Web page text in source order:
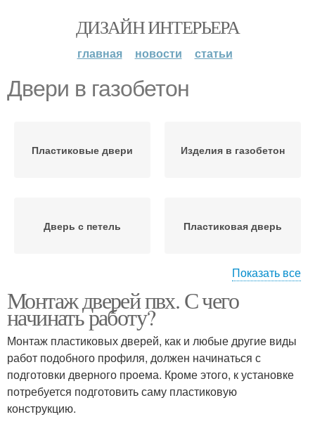
ДИЗАЙН ИНТЕРЬЕРА
главная новости статьи
Двери в газобетон
Пластиковые двери Изделия в газобетон
Дверь с петель Пластиковая дверь
Двери с петель
Двери в деревянном
доме
Показать все
Монтаж дверей пвх. С чего
начинать работу?
Монтаж пластиковых дверей, как и любые другие виды
работ подобного профиля, должен начинаться с
подготовки дверного проема. Кроме этого, к установке
потребуется подготовить саму пластиковую
конструкцию.